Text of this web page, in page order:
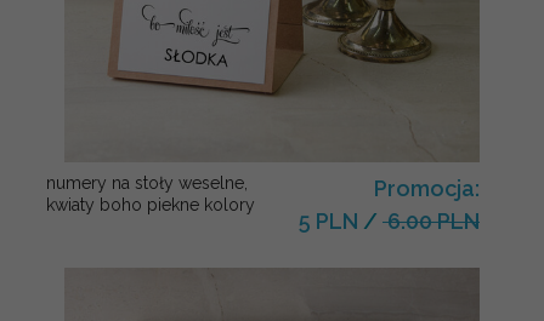
numery na stoły weselne,
kwiaty boho piekne kolory
Promocja:
5 PLN / 6.00 PLN